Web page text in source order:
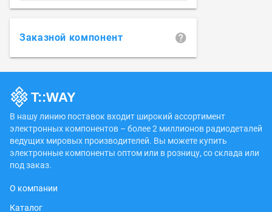
Заказной компонент
В нашу линию поставок входит широкий ассортимент
электронных компонентов – более 2 миллионов радиодеталей
ведущих мировых производителей. Вы можете купить
электронные компоненты оптом или в розницу, со склада или
под заказ.
О компании
Каталог